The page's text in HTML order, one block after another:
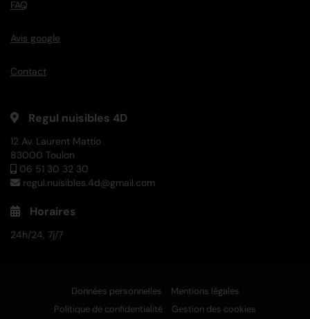
FAQ
Avis google
Contact
Regul nuisibles 4D
12 Av. Laurent Mattio
83000 Toulon
06 51 30 32 30
regul.nuisibles.4d@gmail.com
Horaires
24h/24, 7j/7
Données personnelles
Mentions légales
Politique de confidentialité
Gestion des cookies